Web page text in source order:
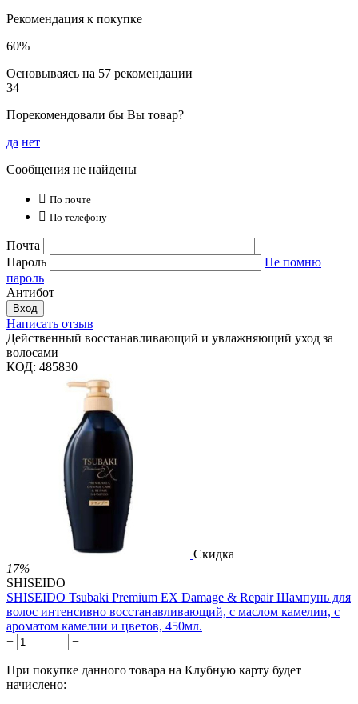
Рекомендация к покупке
60%
Основываясь на 57 рекомендации
34
Порекомендовали бы Вы товар?
да нет
Сообщения не найдены
 По почте
 По телефону
Почта
Пароль
Не помню
пароль
Антибот
Вход
Написать отзыв
Действенный восстанавливающий и увлажняющий уход за
волосами
КОД: 485830
Скидка
17%
SHISEIDO
SHISEIDO Tsubaki Premium EX Damage & Repair Шампунь для
волос интенсивно восстанавливающий, с маслом камелии, с
ароматом камелии и цветов, 450мл.
+
−
При покупке данного товара на Клубную карту будет
начислено: